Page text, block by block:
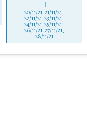
20/11/21, 21/11/21,
22/11/21, 23/11/21,
24/11/21, 25/11/21,
26/11/21, 27/11/21,
28/11/21